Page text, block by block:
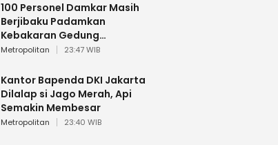
100 Personel Damkar Masih
Berjibaku Padamkan
Kebakaran Gedung
Bapenda DKI
Metropolitan 23:47 WIB
Kantor Bapenda DKI Jakarta
Dilalap si Jago Merah, Api
Semakin Membesar
Metropolitan 23:40 WIB